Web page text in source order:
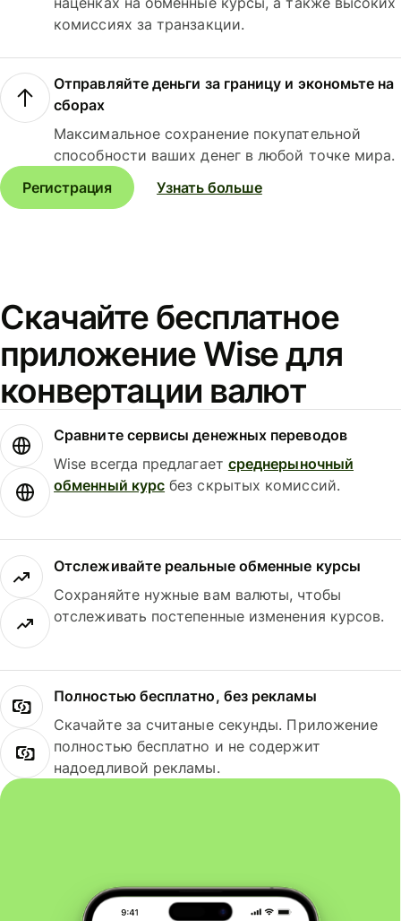
комиссиях за транзакции.
Отправляйте деньги за границу и экономьте на
сборах
Максимальное сохранение покупательной
способности ваших денег в любой точке мира.
Регистрация
Узнать больше
Скачайте бесплатное
приложение Wise для
конвертации валют
Сравните сервисы денежных переводов
Wise всегда предлагает среднерыночный
обменный курс без скрытых комиссий.
Отслеживайте реальные обменные курсы
Сохраняйте нужные вам валюты, чтобы
отслеживать постепенные изменения курсов.
Полностью бесплатно, без рекламы
Скачайте за считаные секунды. Приложение
полностью бесплатно и не содержит
надоедливой рекламы.